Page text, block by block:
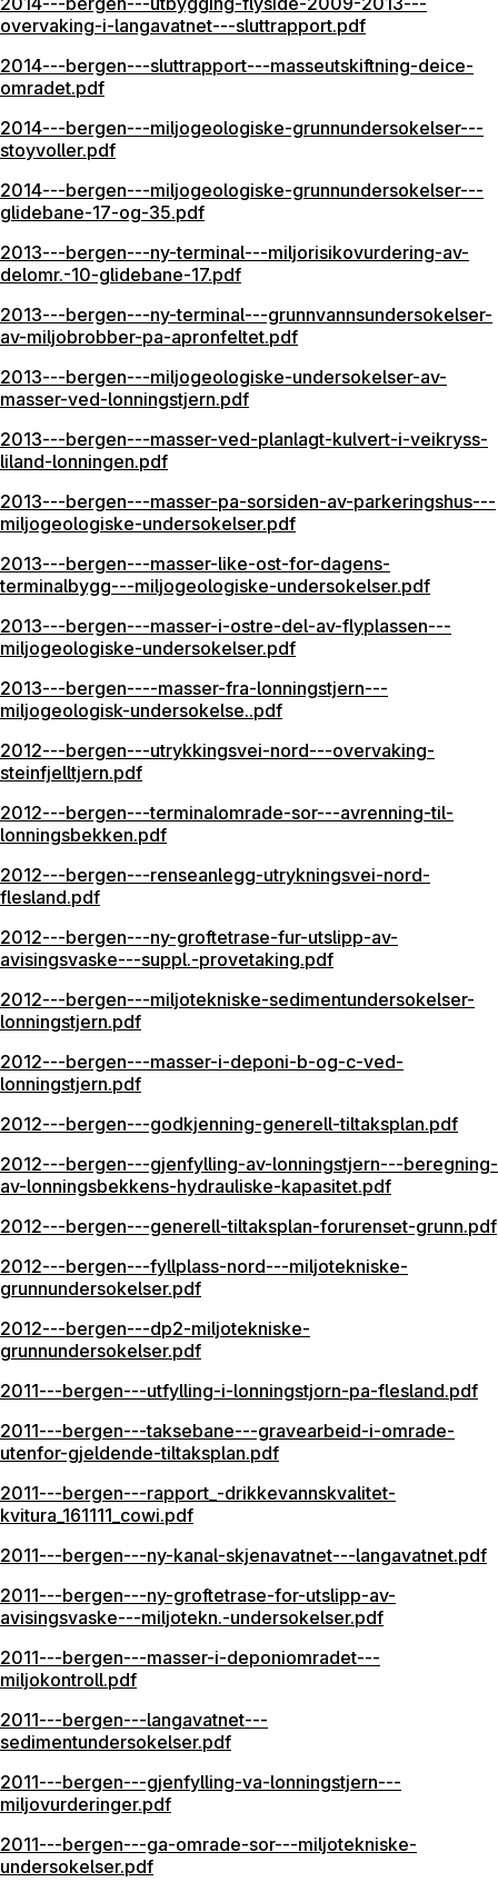
overvaking-i-langavatnet---sluttrapport.pdf
2014---bergen---sluttrapport---masseutskiftning-deice-
omradet.pdf
2014---bergen---miljogeologiske-grunnundersokelser---
stoyvoller.pdf
2014---bergen---miljogeologiske-grunnundersokelser---
glidebane-17-og-35.pdf
2013---bergen---ny-terminal---miljorisikovurdering-av-
delomr.-10-glidebane-17.pdf
2013---bergen---ny-terminal---grunnvannsundersokelser-
av-miljobrobber-pa-apronfeltet.pdf
2013---bergen---miljogeologiske-undersokelser-av-
masser-ved-lonningstjern.pdf
2013---bergen---masser-ved-planlagt-kulvert-i-veikryss-
liland-lonningen.pdf
2013---bergen---masser-pa-sorsiden-av-parkeringshus---
miljogeologiske-undersokelser.pdf
2013---bergen---masser-like-ost-for-dagens-
terminalbygg---miljogeologiske-undersokelser.pdf
2013---bergen---masser-i-ostre-del-av-flyplassen---
miljogeologiske-undersokelser.pdf
2013---bergen----masser-fra-lonningstjern---
miljogeologisk-undersokelse..pdf
2012---bergen---utrykkingsvei-nord---overvaking-
steinfjelltjern.pdf
2012---bergen---terminalomrade-sor---avrenning-til-
lonningsbekken.pdf
2012---bergen---renseanlegg-utrykningsvei-nord-
flesland.pdf
2012---bergen---ny-groftetrase-fur-utslipp-av-
avisingsvaske---suppl.-provetaking.pdf
2012---bergen---miljotekniske-sedimentundersokelser-
lonningstjern.pdf
2012---bergen---masser-i-deponi-b-og-c-ved-
lonningstjern.pdf
2012---bergen---godkjenning-generell-tiltaksplan.pdf
2012---bergen---gjenfylling-av-lonningstjern---beregning-
av-lonningsbekkens-hydrauliske-kapasitet.pdf
2012---bergen---generell-tiltaksplan-forurenset-grunn.pdf
2012---bergen---fyllplass-nord---miljotekniske-
grunnundersokelser.pdf
2012---bergen---dp2-miljotekniske-
grunnundersokelser.pdf
2011---bergen---utfylling-i-lonningstjorn-pa-flesland.pdf
2011---bergen---taksebane---gravearbeid-i-omrade-
utenfor-gjeldende-tiltaksplan.pdf
2011---bergen---rapport_-drikkevannskvalitet-
kvitura_161111_cowi.pdf
2011---bergen---ny-kanal-skjenavatnet---langavatnet.pdf
2011---bergen---ny-groftetrase-for-utslipp-av-
avisingsvaske---miljotekn.-undersokelser.pdf
2011---bergen---masser-i-deponiomradet---
miljokontroll.pdf
2011---bergen---langavatnet---
sedimentundersokelser.pdf
2011---bergen---gjenfylling-va-lonningstjern---
miljovurderinger.pdf
2011---bergen---ga-omrade-sor---miljotekniske-
undersokelser.pdf